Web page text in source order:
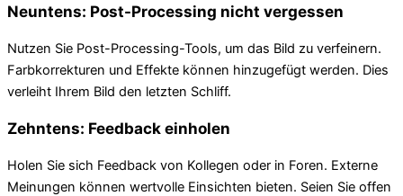
Neuntens: Post-Processing nicht vergessen
Nutzen Sie Post-Processing-Tools, um das Bild zu verfeinern.
Farbkorrekturen und Effekte können hinzugefügt werden. Dies
verleiht Ihrem Bild den letzten Schliff.
Zehntens: Feedback einholen
Holen Sie sich Feedback von Kollegen oder in Foren. Externe
Meinungen können wertvolle Einsichten bieten. Seien Sie offen